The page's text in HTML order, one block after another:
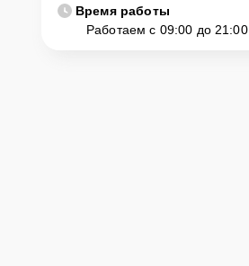
Время работы
Работаем с 09:00 до 21:00